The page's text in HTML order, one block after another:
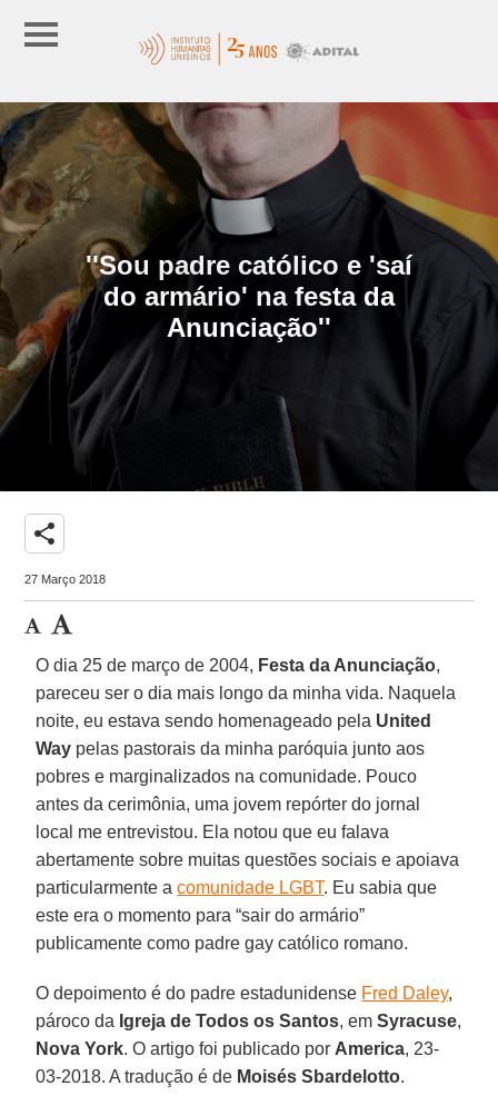
''Sou padre católico e 'saí
do armário' na festa da
Anunciação''
share
27 Março 2018
O dia 25 de março de 2004, Festa da Anunciação,
pareceu ser o dia mais longo da minha vida. Naquela
noite, eu estava sendo homenageado pela United
Way pelas pastorais da minha paróquia junto aos
pobres e marginalizados na comunidade. Pouco
antes da cerimônia, uma jovem repórter do jornal
local me entrevistou. Ela notou que eu falava
abertamente sobre muitas questões sociais e apoiava
particularmente acomunidade LGBT. Eu sabia que
este era o momento para “sair do armário”
publicamente como padre gay católico romano.
O depoimento é do padre estadunidense Fred Daley,
pároco da Igreja de Todos os Santos, emSyracuse,
Nova York. O artigo foi publicado por America, 23-
03-2018. A tradução é de Moisés Sbardelotto.